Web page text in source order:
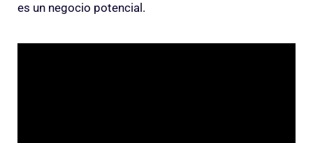
es un negocio potencial.